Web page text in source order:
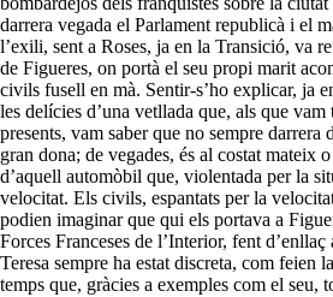
darrera vegada el Parlament republicà i el
l’exili, sent a Roses, ja en la Transició, va
de Figueres, on portà el seu propi marit
civils fusell en mà. Sentir-s’ho explicar, ja
les delícies d’una vetllada que, als que
presents, vam saber que no sempre darrera
gran dona; de vegades, és al costat mateix
d’aquell automòbil que, violentada per la
velocitat. Els civils, espantats per la
podien imaginar que qui els portava a
Forces Franceses de l’Interior, fent
Teresa sempre ha estat discreta, com feien
temps que, gràcies a exemples com el seu,